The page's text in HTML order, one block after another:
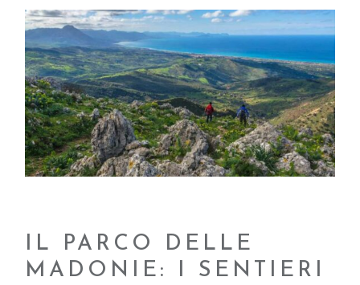
IL PARCO DELLE
MADONIE: I SENTIERI